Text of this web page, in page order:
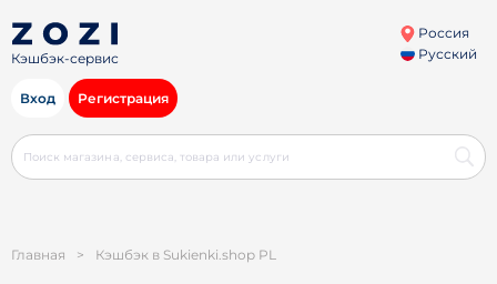
Кэшбэк-сервис
Россия
Русский
Вход Регистрация
Главная > Кэшбэк в Sukienki.shop PL